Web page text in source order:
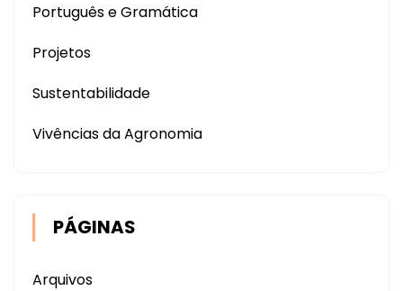
Português e Gramática
Projetos
Sustentabilidade
Vivências da Agronomia
PÁGINAS
Arquivos